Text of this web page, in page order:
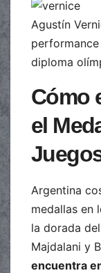
Agustín
diploma
Cómo
el
Argentina
medallas en
la dorada
Majdalani y
encuentra